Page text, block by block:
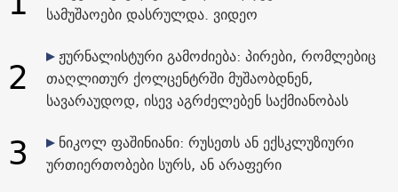
სამუშაოები დასრულდა. ვიდეო
2
ჟურნალისტური გამოძიება: პირები, რომლებიც
თაღლითურ ქოლცენტრში მუშაობდნენ,
სავარაუდოდ, ისევ აგრძელებენ საქმიანობას
3
ნიკოლ ფაშინიანი: რუსეთს ან ექსკლუზიური
ურთიერთობები სურს, ან არაფერი